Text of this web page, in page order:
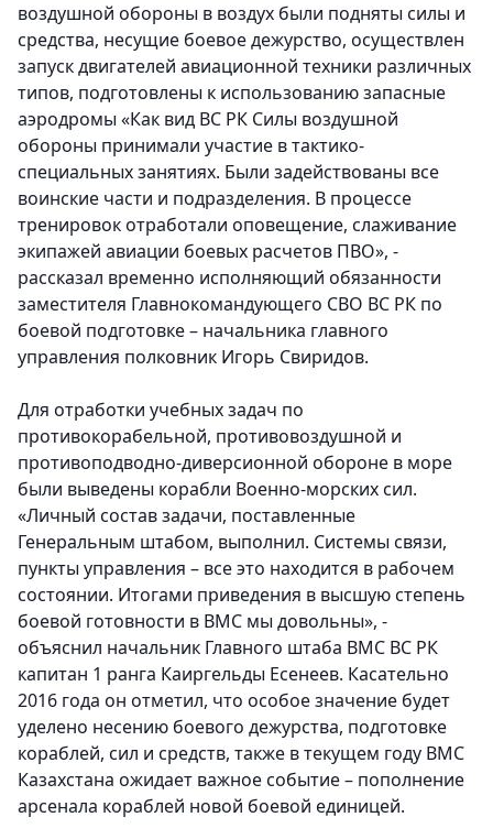
воздушной обороны в воздух были подняты силы и
средства, несущие боевое дежурство, осуществлен
запуск двигателей авиационной техники различных
типов, подготовлены к использованию запасные
аэродромы «Как вид ВС РК Силы воздушной
обороны принимали участие в тактико-
специальных занятиях. Были задействованы все
воинские части и подразделения. В процессе
тренировок отработали оповещение, слаживание
экипажей авиации боевых расчетов ПВО», -
рассказал временно исполняющий обязанности
заместителя Главнокомандующего СВО ВС РК по
боевой подготовке – начальника главного
управления полковник Игорь Свиридов.
Для отработки учебных задач по
противокорабельной, противовоздушной и
противоподводно-диверсионной обороне в море
были выведены корабли Военно-морских сил.
«Личный состав задачи, поставленные
Генеральным штабом, выполнил. Системы связи,
пункты управления – все это находится в рабочем
состоянии. Итогами приведения в высшую степень
боевой готовности в ВМС мы довольны», -
объяснил начальник Главного штаба ВМС ВС РК
капитан 1 ранга Каиргельды Есенеев. Касательно
2016 года он отметил, что особое значение будет
уделено несению боевого дежурства, подготовке
кораблей, сил и средств, также в текущем году ВМС
Казахстана ожидает важное событие – пополнение
арсенала кораблей новой боевой единицей.